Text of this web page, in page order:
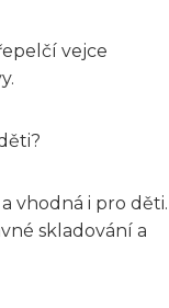
vejce
vhodná i pro děti.
skladování a